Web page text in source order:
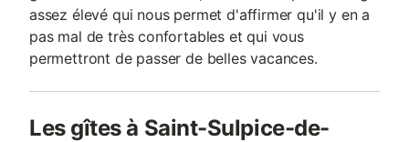
assez élevé qui nous permet d'affirmer qu'il y en a
pas mal de très confortables et qui vous
permettront de passer de belles vacances.
Les gîtes à Saint-Sulpice-de-